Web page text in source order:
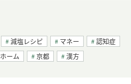
減塩レシピ マネー
認知症
ーム 京都 漢方